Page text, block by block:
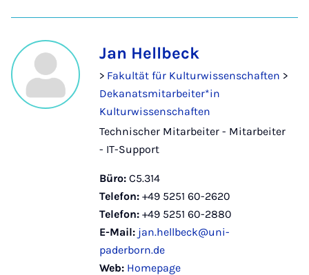
Jan Hellbeck
> Fakultät für Kulturwissenschaften >
Dekanatsmitarbeiter*in
Kulturwissenschaften
Technischer Mitarbeiter - Mitarbeiter
- IT-Support
Büro: C5.314
Telefon: +49 5251 60-2620
Telefon: +49 5251 60-2880
E-Mail: jan.hellbeck@uni-
paderborn.de
Web: Homepage